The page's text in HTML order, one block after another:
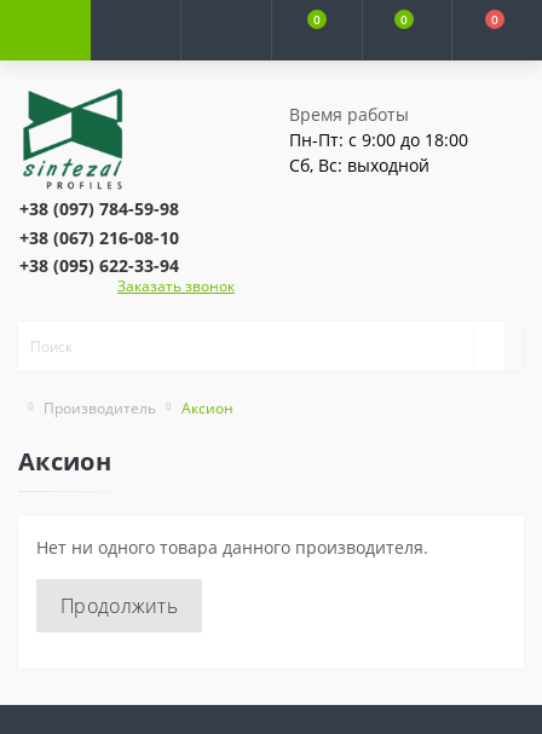
0 0 0
Время работы
Пн-Пт: с 9:00 до 18:00
Сб, Вс: выходной
+38 (097) 784-59-98
+38 (067) 216-08-10
+38 (095) 622-33-94
Заказать звонок
Производитель Аксион
Аксион
Нет ни одного товара данного производителя.
Продолжить